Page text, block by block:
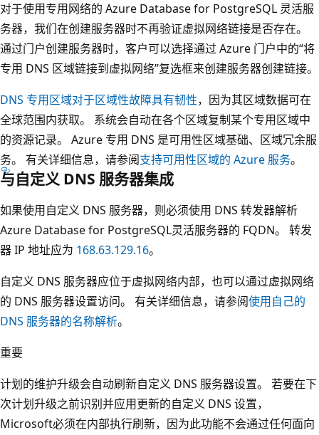
对于使用专用网络的 Azure Database for PostgreSQL 灵活服
务器，我们在创建服务器时不再验证虚拟网络链接是否存在。
通过门户创建服务器时，客户可以选择通过 Azure 门户中的“将
专用 DNS 区域链接到虚拟网络”复选框来创建服务器创建链接。
DNS 专用区域对于区域性故障具有韧性，因为其区域数据可在
全球范围内获取。 系统会自动在各个区域复制某个专用区域中
的资源记录。 Azure 专用 DNS 是可用性区域基础、区域冗余服
务。 有关详细信息，请参阅支持可用性区域的 Azure 服务。
与自定义 DNS 服务器集成
如果使用自定义 DNS 服务器，则必须使用 DNS 转发器解析
Azure Database for PostgreSQL灵活服务器的 FQDN。 转发
器 IP 地址应为 168.63.129.16。
自定义 DNS 服务器应位于虚拟网络内部，也可以通过虚拟网络
的 DNS 服务器设置访问。 有关详细信息，请参阅使用自己的
DNS 服务器的名称解析。
重要
计划的维护升级会自动刷新自定义 DNS 服务器设置。 若要在下
次计划升级之前识别并应用更新的自定义 DNS 设置，
Microsoft必须在内部执行刷新，因为此功能不会通过任何面向